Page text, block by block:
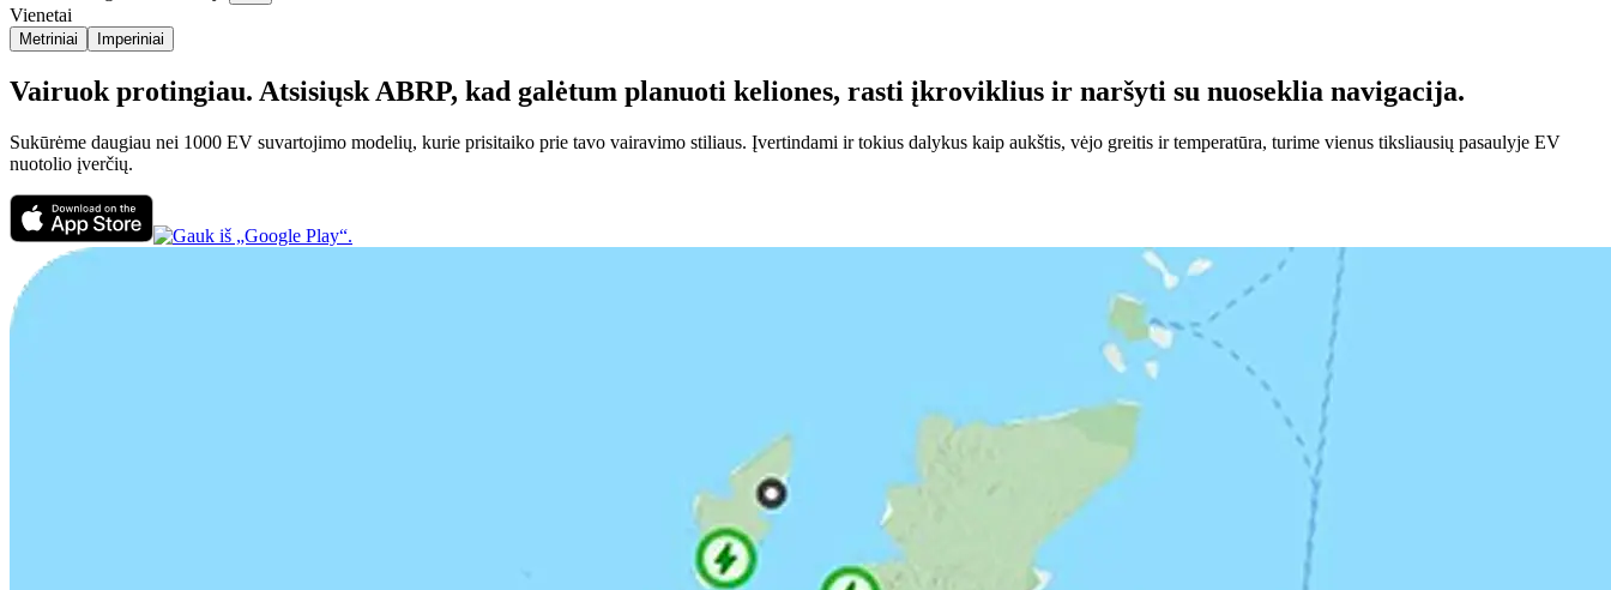
Vienetai
Metriniai Imperiniai
Vairuok protingiau. Atsisiųsk ABRP, kad galėtum planuoti keliones, rasti įkroviklius ir naršyti su nuoseklia navigacija.
Sukūrėme daugiau nei 1000 EV suvartojimo modelių, kurie prisitaiko prie tavo vairavimo stiliaus. Įvertindami ir tokius dalykus kaip aukštis, vėjo greitis ir temperatūra, turime vienus tiksliausių pasaulyje EV
nuotolio įverčių.